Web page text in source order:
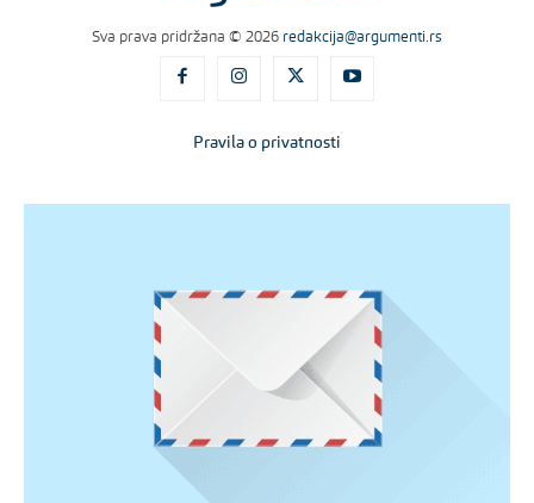
Sva prava pridržana © 2026 redakcija@argumenti.rs
Pravila o privatnosti